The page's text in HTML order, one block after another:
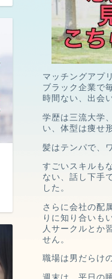
マッチングアプ
ブラック企業で
時間ない、 出会
学歴は三流大学、
い、 体型は痩せ
髪はテンパで、
すごいスキルも
ない、 話し下手
した。
さらに会社の配
りに知り合いも
人サークルとか
せん。
職場は男だらけ